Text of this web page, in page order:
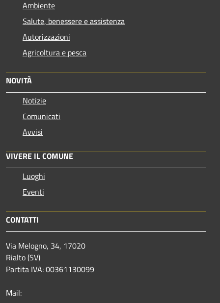
Ambiente
Salute, benessere e assistenza
Autorizzazioni
Agricoltura e pesca
NOVITÀ
Notizie
Comunicati
Avvisi
VIVERE IL COMUNE
Luoghi
Eventi
CONTATTI
Via Melogno, 34, 17020
Rialto (SV)
Partita IVA: 00361130099
Mail: